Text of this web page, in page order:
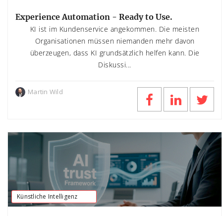
Experience Automation - Ready to Use.
KI ist im Kundenservice angekommen. Die meisten
Organisationen müssen niemanden mehr davon
überzeugen, dass KI grundsätzlich helfen kann. Die
Diskussi...
Martin Wild
Künstliche Intelligenz